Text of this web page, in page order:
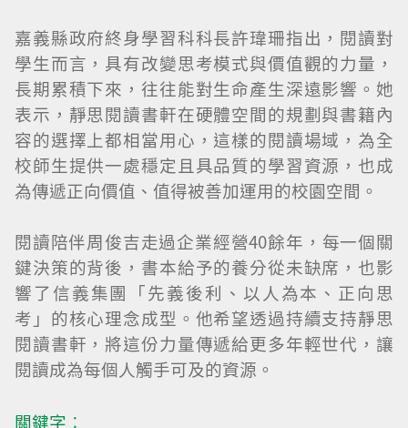
嘉義縣政府終身學習科科長許瑋珊指出，閱讀對
學生而言，具有改變思考模式與價值觀的力量，
長期累積下來，往往能對生命產生深遠影響。她
表示，靜思閱讀書軒在硬體空間的規劃與書籍內
容的選擇上都相當用心，這樣的閱讀場域，為全
校師生提供一處穩定且具品質的學習資源，也成
為傳遞正向價值、值得被善加運用的校園空間。
閱讀陪伴周俊吉走過企業經營40餘年，每一個關
鍵決策的背後，書本給予的養分從未缺席，也影
響了信義集團「先義後利、以人為本、正向思
考」的核心理念成型。他希望透過持續支持靜思
閱讀書軒，將這份力量傳遞給更多年輕世代，讓
閱讀成為每個人觸手可及的資源。
關鍵字︰